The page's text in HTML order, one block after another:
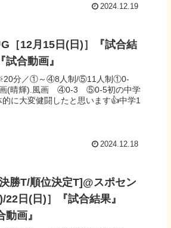
2024.12.19
［12月15日(日)］『試合結
合動画』
分／①～④8人制/⑤11人制①0-
(晴輝).風画 ④0-3 ⑤0-5初の中学
に大変健闘したと思います👍中学1
2024.12.18
勝T/順位決定T]@スポセン
日(日)］『試合結果』
動画』